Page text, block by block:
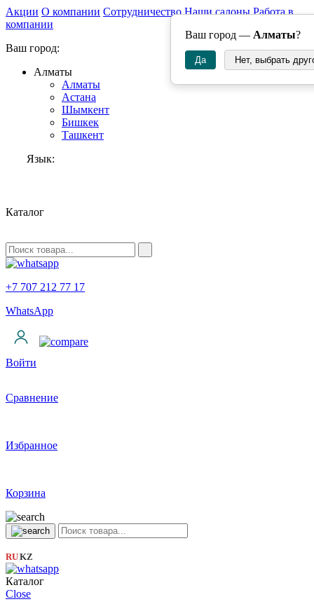
Ваш город — Алматы?
Да Нет, выбрать
Акции О компании Сотрудничество Наши салоны Работа в
компании
Ваш город:
Алматы
Алматы
Астана
Шымкент
Бишкек
Ташкент
Язык:
Каталог
+7 707 212 77 17
WhatsApp
Войти
Сравнение
Избранное
Корзина
RU|KZ
Каталог
Close